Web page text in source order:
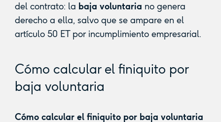
del contrato: la baja voluntaria no genera
derecho a ella, salvo que se ampare en el
artículo 50 ET por incumplimiento empresarial.
Cómo calcular el finiquito por
baja voluntaria
Cómo calcular el finiquito por baja voluntaria